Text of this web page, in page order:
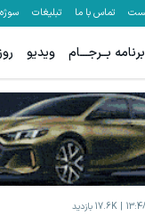
تماس با ما تبلیغات
برنامه بــرجـــام ویدیو
17.6K بازدید
جای بخیه داری؟؟ فقط در 3 هفته ترمیمش کن!😍